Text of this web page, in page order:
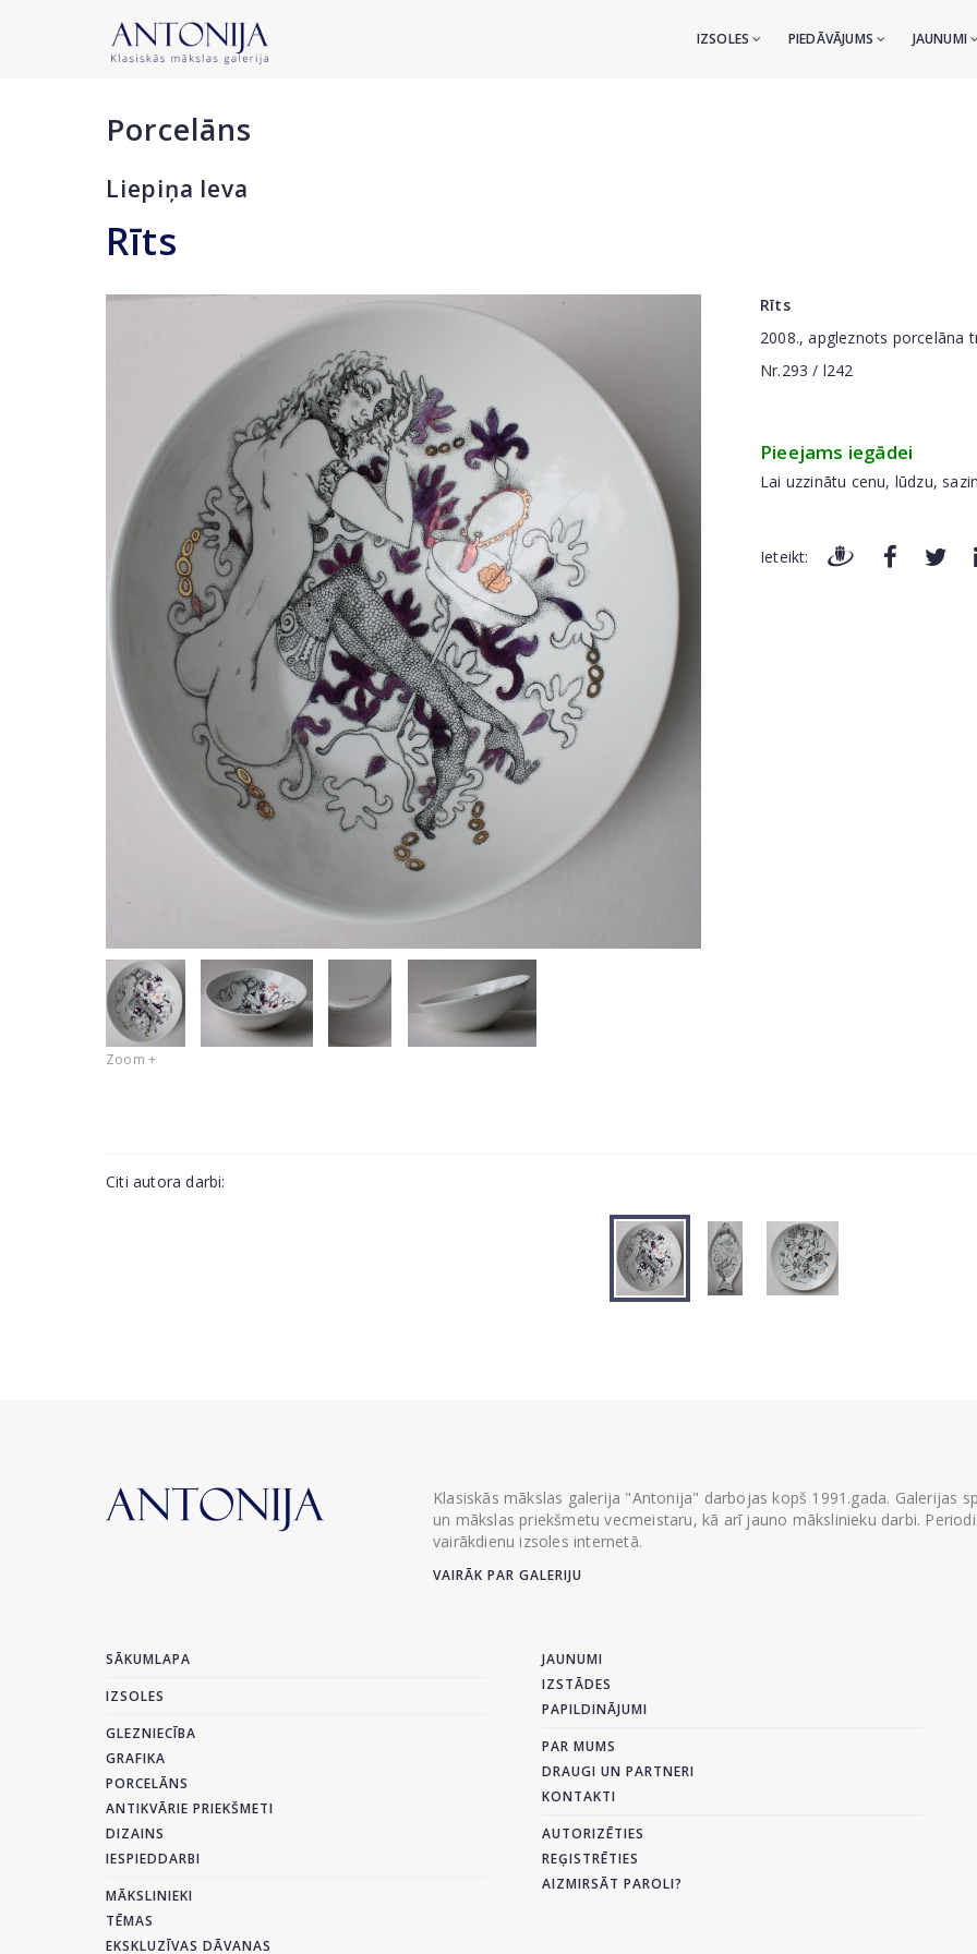
IZSOLES PIEDĀVĀJUMS JAUNUMI
Porcelāns
Liepiņa Ieva
Rīts
Zoom +
Rīts
2008., apgleznots porcelāna
Nr.293 / l242
Pieejams iegādei
Lai uzzinātu cenu, lūdzu,
Ieteikt:
Citi autora darbi:
Klasiskās mākslas galerija "Antonija" darbojas kopš 1991.gada. Galerijas
un mākslas priekšmetu vecmeistaru, kā arī jauno mākslinieku darbi.
vairākdienu izsoles internetā.
VAIRĀK PAR GALERIJU
SĀKUMLAPA
IZSOLES
GLEZNIECĪBA
GRAFIKA
PORCELĀNS
ANTIKVĀRIE PRIEKŠMETI
DIZAINS
IESPIEDDARBI
MĀKSLINIEKI
TĒMAS
EKSKLUZĪVAS DĀVANAS
JAUNUMI
IZSTĀDES
PAPILDINĀJUMI
PAR MUMS
DRAUGI UN PARTNERI
KONTAKTI
AUTORIZĒTIES
REĢISTRĒTIES
AIZMIRSĀT PAROLI?